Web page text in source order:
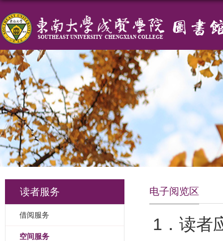
读者服务
借阅服务
空间服务
电子阅览区
1．读者